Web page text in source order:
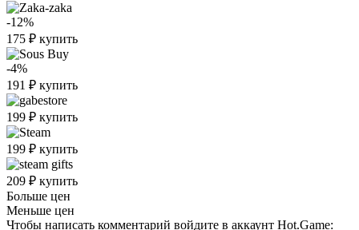
-12%
175 ₽ купить
-4%
191 ₽ купить
199 ₽ купить
199 ₽ купить
209 ₽ купить
Больше цен
Меньше цен
Чтобы написать комментарий войдите в аккаунт Hot.Game: